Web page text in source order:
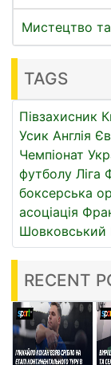
Мистецтво
TAGS
Півзахисник
Усик Англія
Чемпіонат
футболу Ліга
боксерська
асоціація
Шовковський
RECENT